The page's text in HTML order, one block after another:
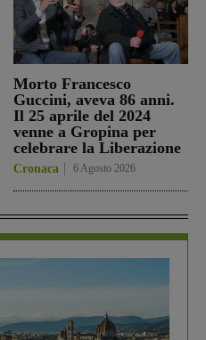
Morto Francesco
Guccini, aveva 86 anni.
Il 25 aprile del 2024
venne a Gropina per
celebrare la Liberazione
Cronaca 6 Agosto 2026